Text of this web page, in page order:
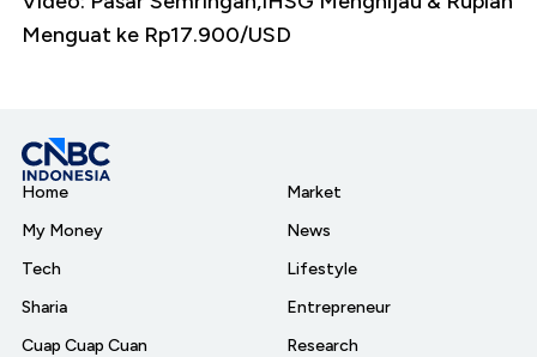
Menguat ke Rp17.900/USD
Home
My Money
Tech
Sharia
Cuap Cuap Cuan
Market
News
Lifestyle
Entrepreneur
Research